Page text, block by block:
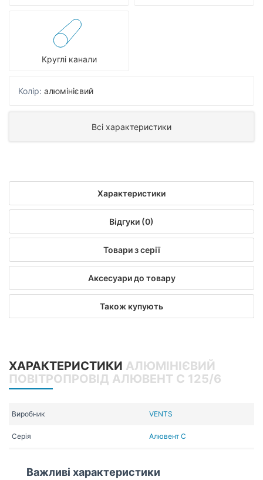
Круглі канали
Колір: алюмінієвий
Всі характеристики
Характеристики
Відгуки (0)
Товари з серії
Аксесуари до товару
Також купують
ХАРАКТЕРИСТИКИ АЛЮМІНІЄВИЙ
ПОВІТРОПРОВІД АЛЮВЕНТ С 125/6
Виробник VENTS
Серія Алювент С
Важливі характеристики